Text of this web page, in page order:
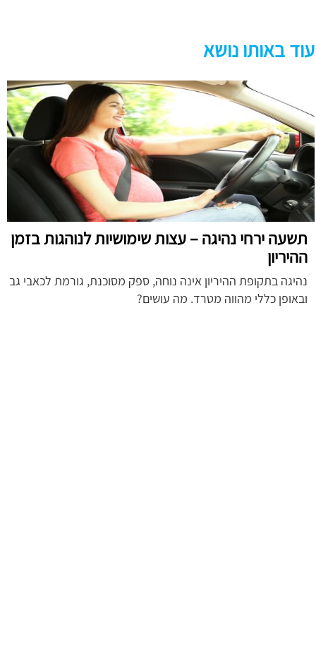
עוד באותו נושא
תשעה ירחי נהיגה – עצות שימושיות לנוהגות בזמן
ההיריון
נהיגה בתקופת ההיריון אינה נוחה, ספק מסוכנת, גורמת לכאבי גב
ובאופן כללי מהווה מטרד. מה עושים?